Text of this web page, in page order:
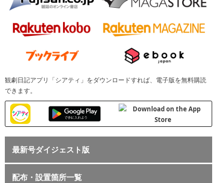
観劇日記アプリ「シアティ」をダウンロードすれば、電子版を無料購読
できます。
最新号ダイジェスト版
配布・設置箇所一覧